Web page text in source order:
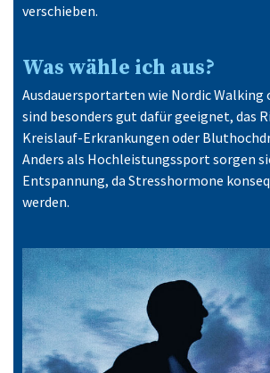
verschieben.
Was wähle ich aus?
Ausdauersportarten wie Nordic Walking
sind besonders gut dafür geeignet, das
Kreislauf-Erkrankungen oder
Anders als Hochleistungssport sorgen
Entspannung, da Stresshormone
werden.